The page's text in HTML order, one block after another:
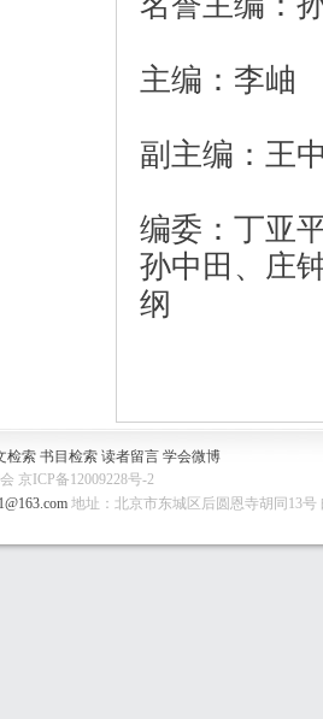
主编：李岫
副主编：王
编委：丁亚
孙中田、庄
纲
检索 书目检索 读者留言 学会微博
京ICP备12009228号-2
地址：北京市东城区后圆恩寺胡同13号